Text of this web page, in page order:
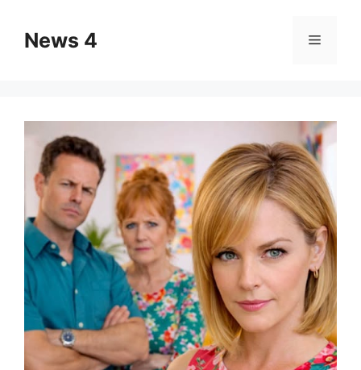
contentNews 4 Menu